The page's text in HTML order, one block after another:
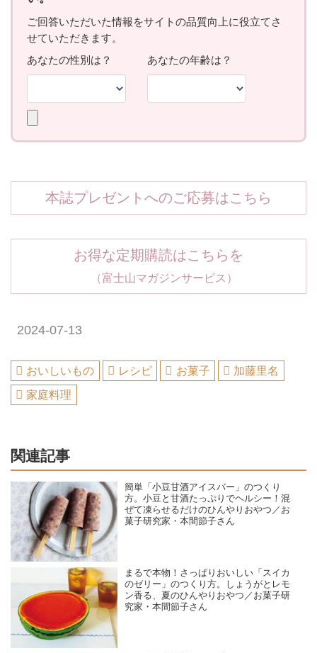
本誌プレゼントへのご応募はこちら
お得な定期購読はこちらを
（富士山マガジンサービス）
2024-07-13
おいしいもの レシピ お菓子
加藤里名
家庭料理
関連記事
簡単「小豆甘酒アイスバー」のつくり
方。小豆と甘酒たっぷりでヘルシー！混
ぜて凍らせるだけのひんやりおやつ／お
菓子研究家・本間節子さん
まるで本物！さっぱりおいしい「スイカ
のゼリー」のつくり方。しょうがとレモ
ン香る、夏のひんやりおやつ／お菓子研
究家・本間節子さん